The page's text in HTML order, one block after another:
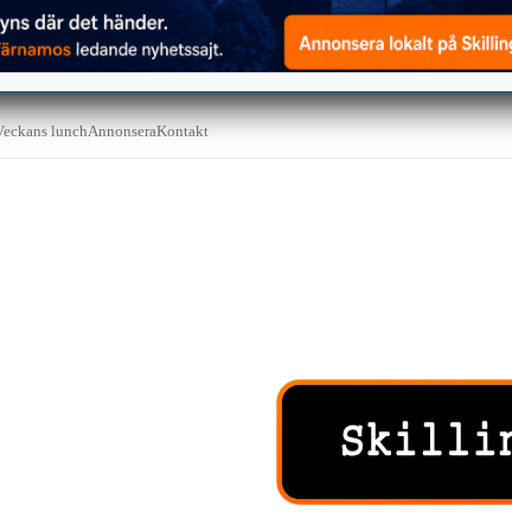
lunchAnnonseraKontakt